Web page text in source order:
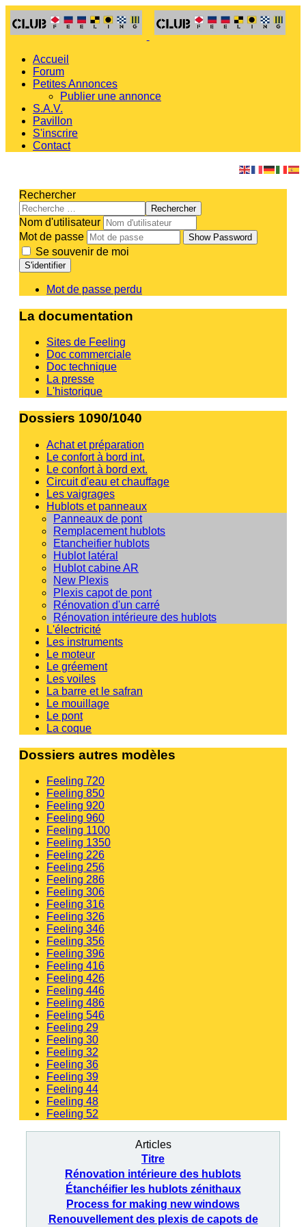
Accueil
Forum
Petites Annonces
Publier une annonce
S.A.V.
Pavillon
S'inscrire
Contact
Rechercher
Rechercher
Nom d'utilisateur
Mot de passe
Show Password
Se souvenir de moi
S'identifier
Mot de passe perdu
La documentation
Sites de Feeling
Doc commerciale
Doc technique
La presse
L'historique
Dossiers 1090/1040
Achat et préparation
Le confort à bord int.
Le confort à bord ext.
Circuit d'eau et chauffage
Les vaigrages
Hublots et panneaux
Panneaux de pont
Remplacement hublots
Etancheifier hublots
Hublot latéral
Hublot cabine AR
New Plexis
Plexis capot de pont
Rénovation d'un carré
Rénovation intérieure des hublots
L'électricité
Les instruments
Le moteur
Le gréement
Les voiles
La barre et le safran
Le mouillage
Le pont
La coque
Dossiers autres modèles
Feeling 720
Feeling 850
Feeling 920
Feeling 960
Feeling 1100
Feeling 1350
Feeling 226
Feeling 256
Feeling 286
Feeling 306
Feeling 316
Feeling 326
Feeling 346
Feeling 356
Feeling 396
Feeling 416
Feeling 426
Feeling 446
Feeling 486
Feeling 546
Feeling 29
Feeling 30
Feeling 32
Feeling 36
Feeling 39
Feeling 44
Feeling 48
Feeling 52
Articles
Titre
Rénovation intérieure des hublots
Étanchéifier les hublots zénithaux
Process for making new windows
Renouvellement des plexis de capots de